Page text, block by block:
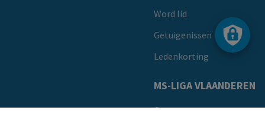
Word lid
Getuigenissen
Ledenkorting
MS-LIGA VLAANDEREN
Over ons